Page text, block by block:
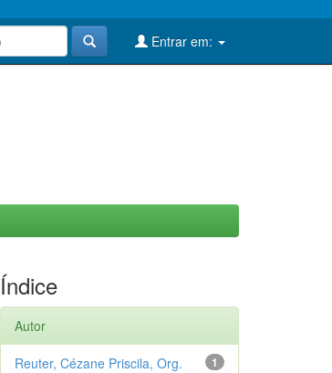
Entrar em:
Índice
Autor
1
Reuter, Cézane Priscila, Org.